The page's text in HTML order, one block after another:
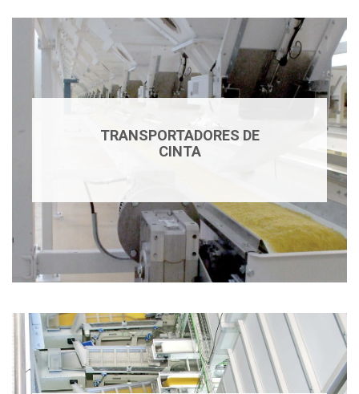
TRANSPORTADORES DE
CINTA